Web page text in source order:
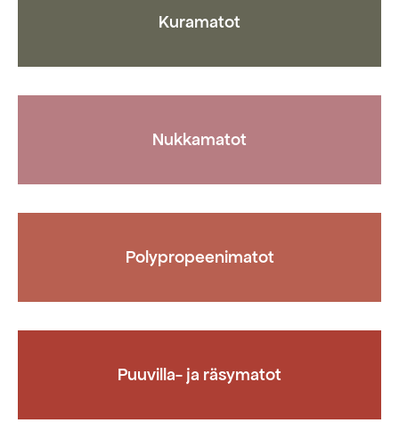
Kuramatot
Nukkamatot
Polypropeenimatot
Puuvilla- ja räsymatot